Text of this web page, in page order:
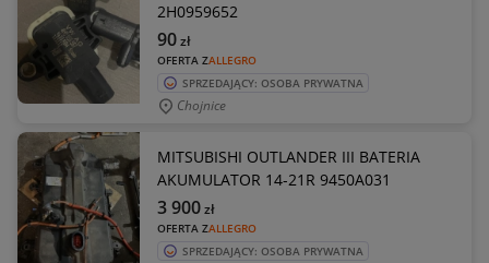
2H0959652
OFERTA ZALLEGRO
90zł
SPRZEDAJĄCY: OSOBA PRYWATNA
Chojnice
MITSUBISHI OUTLANDER III BATERIA
AKUMULATOR 14-21R 9450A031
OFERTA ZALLEGRO
3 900zł
SPRZEDAJĄCY: OSOBA PRYWATNA